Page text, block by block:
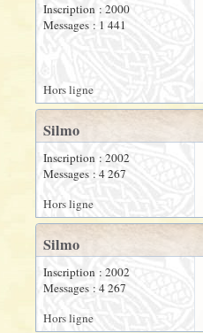
Inscription : 2000
Messages : 1 441
Hors ligne
Silmo
Inscription : 2002
Messages : 4 267
Hors ligne
Silmo
Inscription : 2002
Messages : 4 267
Hors ligne